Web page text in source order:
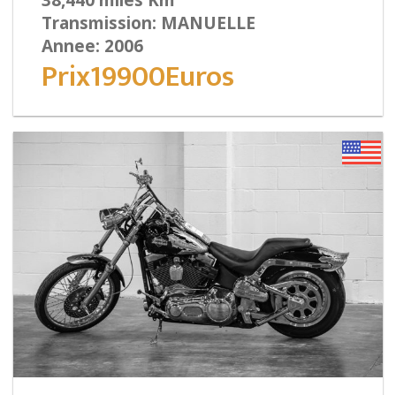
Transmission: MANUELLE
Annee: 2006
Prix19900Euros